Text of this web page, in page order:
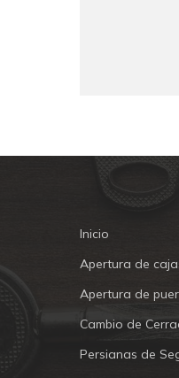
Inicio
Apertura de
Apertura de
Cambio de
Persianas de